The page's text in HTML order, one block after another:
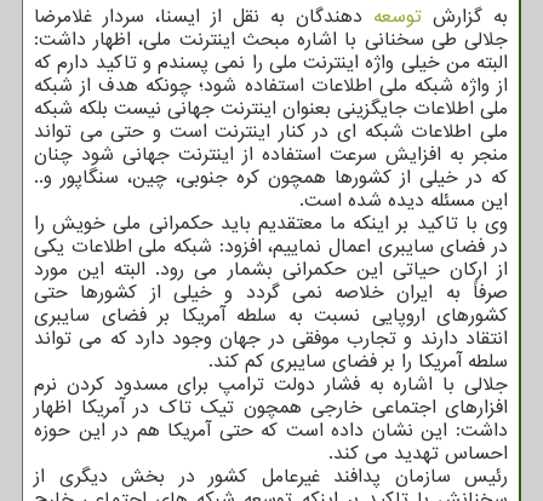
به گزارش توسعه دهندگان به نقل از ایسنا، سردار غلامرضا
جلالی طی سخنانی با اشاره مبحث اینترنت ملی، اظهار داشت:
البته من خیلی واژه اینترنت ملی را نمی پسندم و تاکید دارم که
از واژه شبکه ملی اطلاعات استفاده شود؛ چونکه هدف از شبکه
ملی اطلاعات جایگزینی بعنوان اینترنت جهانی نیست بلکه شبکه
ملی اطلاعات شبکه ای در کنار اینترنت است و حتی می تواند
منجر به افزایش سرعت استفاده از اینترنت جهانی شود چنان
که در خیلی از کشورها همچون کره جنوبی، چین، سنگاپور و..
این مسئله دیده شده است.
وی با تاکید بر اینکه ما معتقدیم باید حکمرانی ملی خویش را
در فضای سایبری اعمال نماییم، افزود: شبکه ملی اطلاعات یکی
از ارکان حیاتی این حکمرانی بشمار می رود. البته این مورد
صرفاً به ایران خلاصه نمی گردد و خیلی از کشورها حتی
کشورهای اروپایی نسبت به سلطه آمریکا بر فضای سایبری
انتقاد دارند و تجارب موفقی در جهان وجود دارد که می تواند
سلطه آمریکا را بر فضای سایبری کم کند.
جلالی با اشاره به فشار دولت ترامپ برای مسدود کردن نرم
افزارهای اجتماعی خارجی همچون تیک تاک در آمریکا اظهار
داشت: این نشان داده است که حتی آمریکا هم در این حوزه
احساس تهدید می کند.
رئیس سازمان پدافند غیرعامل کشور در بخش دیگری از